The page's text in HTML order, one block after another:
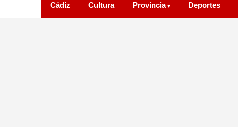
Cádiz Cultura Provincia Deportes